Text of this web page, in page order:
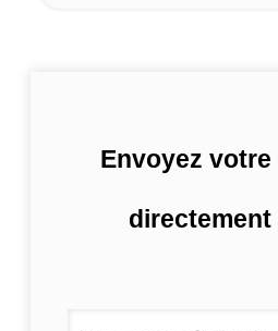
Envoyez votre
directement